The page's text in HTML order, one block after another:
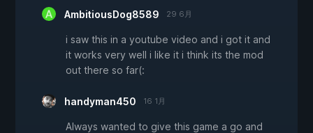
AmbitiousDog8589 29 6月
i saw this in a youtube video and i got it and
it works very well i like it i think its the mod
out there so far(:
handyman450 16 1月
Always wanted to give this game a go and